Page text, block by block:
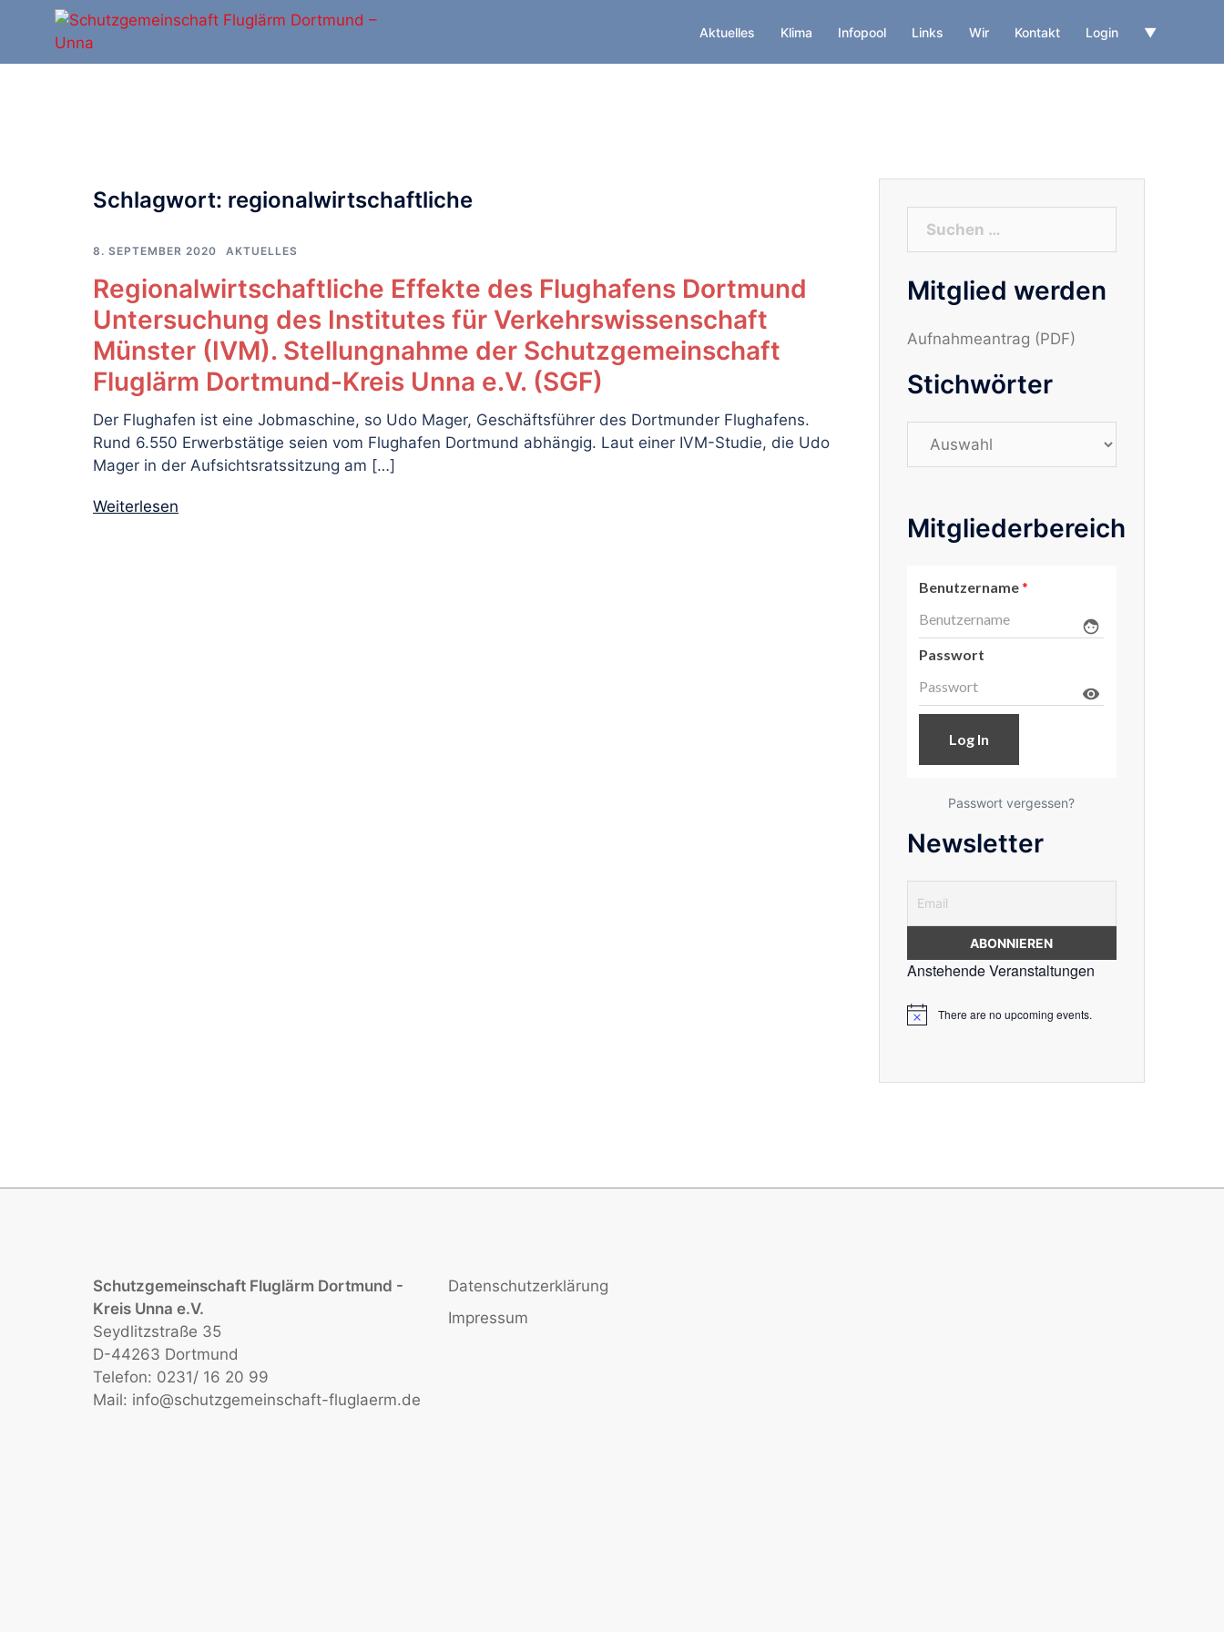
Aktuelles Klima Infopool Links Wir Kontakt Login ▼
Schlagwort: regionalwirtschaftliche
8. SEPTEMBER 2020 AKTUELLES
Regionalwirtschaftliche Effekte des Flughafens Dortmund
Untersuchung des Institutes für Verkehrswissenschaft
Münster (IVM). Stellungnahme der Schutzgemeinschaft
Fluglärm Dortmund-Kreis Unna e.V. (SGF)
Der Flughafen ist eine Jobmaschine, so Udo Mager, Geschäftsführer des Dortmunder Flughafens.
Rund 6.550 Erwerbstätige seien vom Flughafen Dortmund abhängig. Laut einer IVM-Studie, die Udo
Mager in der Aufsichtsratssitzung am […]
Weiterlesen
nach:
Mitglied werden
Aufnahmeantrag (PDF)
Stichwörter
Mitgliederbereich
Benutzername*
face
Passwort
visibility
Passwort vergessen?
Newsletter
Anstehende Veranstaltungen
There are no upcoming events.
Schutzgemeinschaft Fluglärm Dortmund -
Kreis Unna e.V.
Seydlitzstraße 35
D-44263 Dortmund
Telefon: 0231/ 16 20 99
Mail: info@schutzgemeinschaft-fluglaerm.de
Datenschutzerklärung
Impressum